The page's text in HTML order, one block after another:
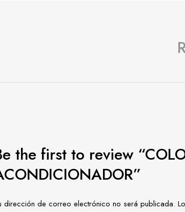
the first to review
dirección de correo electrónico no será publicada.